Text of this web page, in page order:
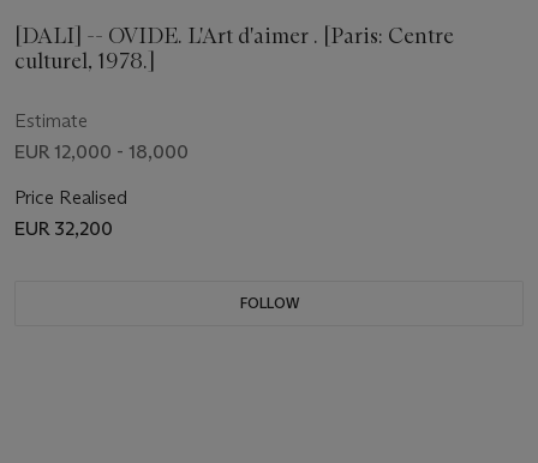
[DALI] -- OVIDE. L'Art d'aimer . [Paris: Centre
culturel, 1978.]
Estimate
EUR 12,000 - 18,000
Price Realised
EUR 32,200
FOLLOW